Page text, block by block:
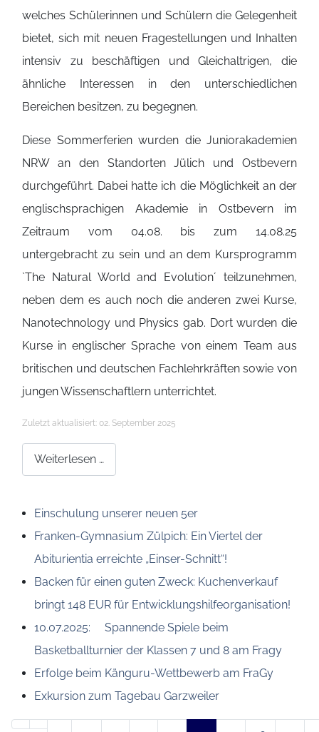
welches Schülerinnen und Schülern die Gelegenheit
bietet, sich mit neuen Fragestellungen und Inhalten
intensiv zu beschäftigen und Gleichaltrigen, die
ähnliche Interessen in den unterschiedlichen
Bereichen besitzen, zu begegnen.
Diese Sommerferien wurden die Juniorakademien
NRW an den Standorten Jülich und Ostbevern
durchgeführt. Dabei hatte ich die Möglichkeit an der
englischsprachigen Akademie in Ostbevern im
Zeitraum vom 04.08. bis zum 14.08.25
untergebracht zu sein und an dem Kursprogramm
`The Natural World and Evolution´ teilzunehmen,
neben dem es auch noch die anderen zwei Kurse,
Nanotechnology und Physics gab. Dort wurden die
Kurse in englischer Sprache von einem Team aus
britischen und deutschen Fachlehrkräften sowie von
jungen Wissenschaftlern unterrichtet.
Details
Zuletzt aktualisiert: 02. September 2025
Weiterlesen …
Einschulung unserer neuen 5er
Franken-Gymnasium Zülpich: Ein Viertel der
Abiturientia erreichte „Einser-Schnitt“!
Backen für einen guten Zweck: Kuchenverkauf
bringt 148 EUR für Entwicklungshilfeorganisation!
10.07.2025: Spannende Spiele beim
Basketballturnier der Klassen 7 und 8 am Fragy
Erfolge beim Känguru-Wettbewerb am FraGy
Exkursion zum Tagebau Garzweiler